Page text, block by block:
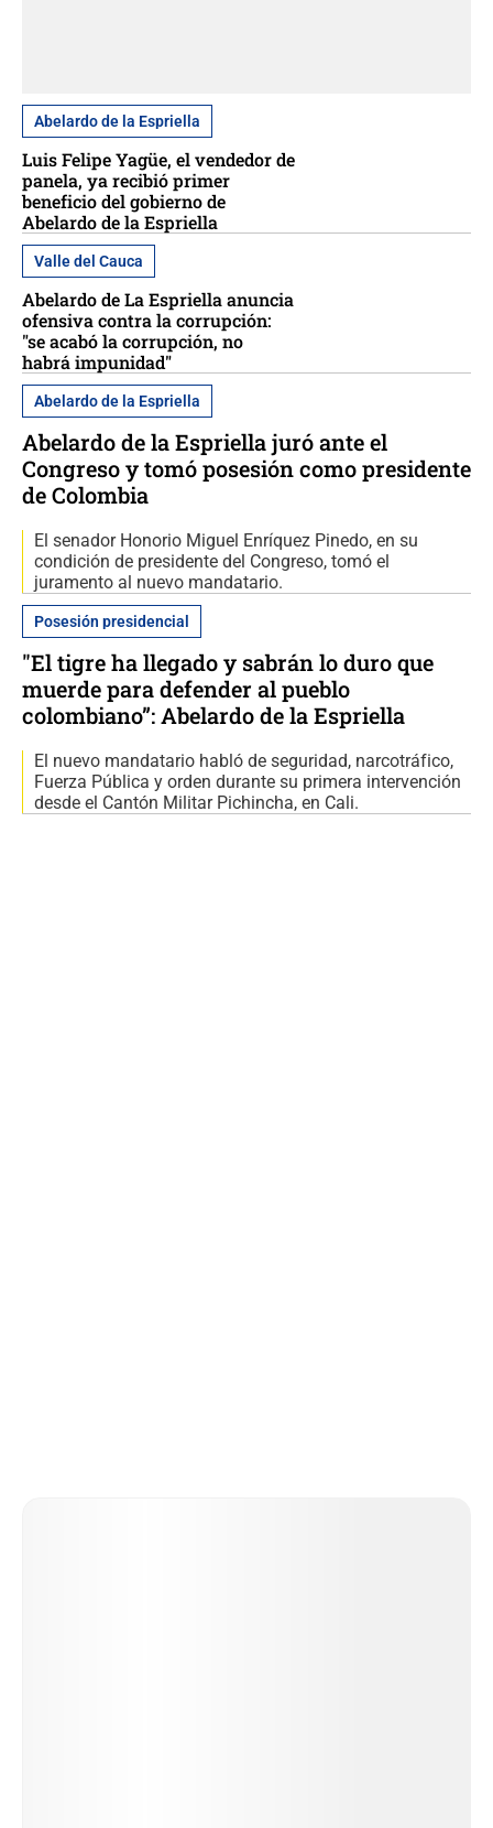
Abelardo de la Espriella
Luis Felipe Yagüe, el vendedor de
panela, ya recibió primer
beneficio del gobierno de
Abelardo de la Espriella
Valle del Cauca
Abelardo de La Espriella anuncia
ofensiva contra la corrupción:
"se acabó la corrupción, no
habrá impunidad"
Abelardo de la Espriella
Abelardo de la Espriella juró ante el
Congreso y tomó posesión como presidente
de Colombia
El senador Honorio Miguel Enríquez Pinedo, en su
condición de presidente del Congreso, tomó el
juramento al nuevo mandatario.
Posesión presidencial
"El tigre ha llegado y sabrán lo duro que
muerde para defender al pueblo
colombiano”: Abelardo de la Espriella
El nuevo mandatario habló de seguridad, narcotráfico,
Fuerza Pública y orden durante su primera intervención
desde el Cantón Militar Pichincha, en Cali.